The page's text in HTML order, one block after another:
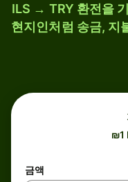
ILS → TRY 환전을
현지인처럼 송금, 지
₪1
금액